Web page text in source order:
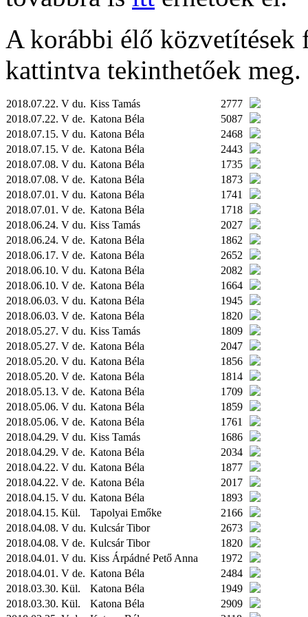
A korábbi élő közvetítések
kattintva tekinthetőek meg.
2018.07.22. V du. Kiss Tamás
2777
2018.07.22. V de. Katona Béla
5087
2018.07.15. V du. Katona Béla
2468
2018.07.15. V de. Katona Béla
2443
2018.07.08. V du. Katona Béla
1735
2018.07.08. V de. Katona Béla
1873
2018.07.01. V du. Katona Béla
1741
2018.07.01. V de. Katona Béla
1718
2018.06.24. V du. Kiss Tamás
2027
2018.06.24. V de. Katona Béla
1862
2018.06.17. V de. Katona Béla
2652
2018.06.10. V du. Katona Béla
2082
2018.06.10. V de. Katona Béla
1664
2018.06.03. V du. Katona Béla
1945
2018.06.03. V de. Katona Béla
1820
2018.05.27. V du. Kiss Tamás
1809
2018.05.27. V de. Katona Béla
2047
2018.05.20. V du. Katona Béla
1856
2018.05.20. V de. Katona Béla
1814
2018.05.13. V de. Katona Béla
1709
2018.05.06. V du. Katona Béla
1859
2018.05.06. V de. Katona Béla
1761
2018.04.29. V du. Kiss Tamás
1686
2018.04.29. V de. Katona Béla
2034
2018.04.22. V du. Katona Béla
1877
2018.04.22. V de. Katona Béla
2017
2018.04.15. V du. Katona Béla
1893
2018.04.15. Kül. Tapolyai Emőke
2166
2018.04.08. V du. Kulcsár Tibor
2673
2018.04.08. V de. Kulcsár Tibor
1820
2018.04.01. V du. Kiss Árpádné Pető Anna
1972
2018.04.01. V de. Katona Béla
2484
2018.03.30. Kül. Katona Béla
1949
2018.03.30. Kül. Katona Béla
2909